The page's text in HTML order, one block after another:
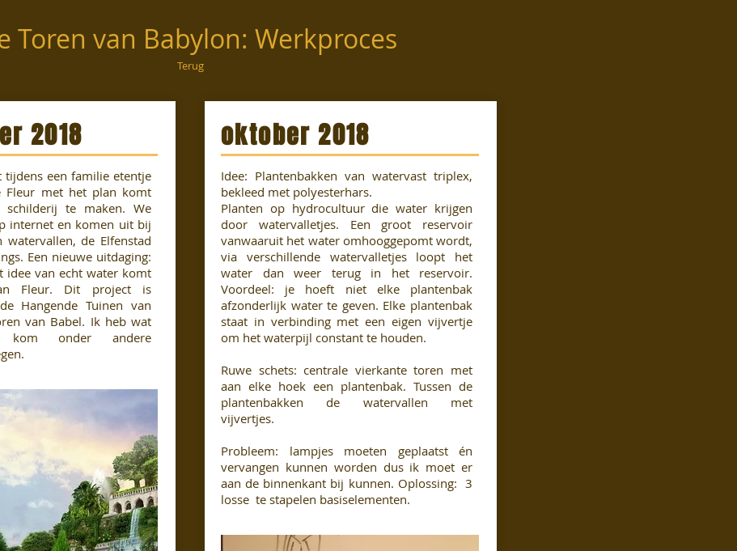
Toren van Babylon: Werkproces
Terug
2018
tijdens een familie etentje
Fleur met het plan komt
te maken. We
internet en komen uit bij
watervallen, de Elfenstad
Een nieuwe uitdaging:
idee van echt water komt
Fleur. Dit project is
Hangende Tuinen van
van Babel. Ik heb wat
kom onder andere
oktober 2018
Idee: Plantenbakken van watervast triplex,
bekleed met polyesterhars.
Planten op hydrocultuur die water krijgen
door watervalletjes. Een groot reservoir
vanwaaruit het water omhooggepomt wordt,
via verschillende watervalletjes loopt het
water dan weer terug in het reservoir.
Voordeel: je hoeft niet elke plantenbak
afzonderlijk water te geven. Elke plantenbak
staat in verbinding met een eigen vijvertje
om het waterpijl constant te houden.
Ruwe schets: centrale vierkante toren met
aan elke hoek een plantenbak. Tussen de
plantenbakken de watervallen met
vijvertjes.
Probleem: lampjes moeten geplaatst én
vervangen kunnen worden dus ik moet er
aan de binnenkant bij kunnen. Oplossing: 3
losse te stapelen basiselementen.